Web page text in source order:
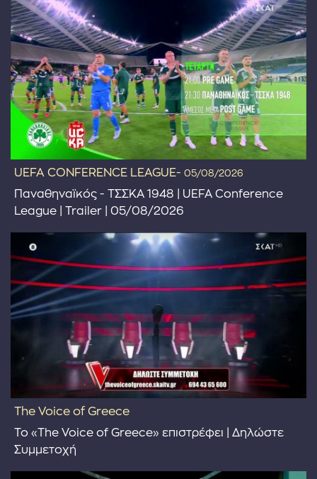
...πληκτρολογήστε κείμενο προς αναζήτηση
UEFA CONFERENCE LEAGUE- 05/08/2026
Παναθηναϊκός - ΤΣΣΚΑ 1948 | UEFA Conference
League | Trailer | 05/08/2026
The Voice of Greece
Το «The Voice of Greece» επιστρέφει | Δηλώστε
Συμμετοχή